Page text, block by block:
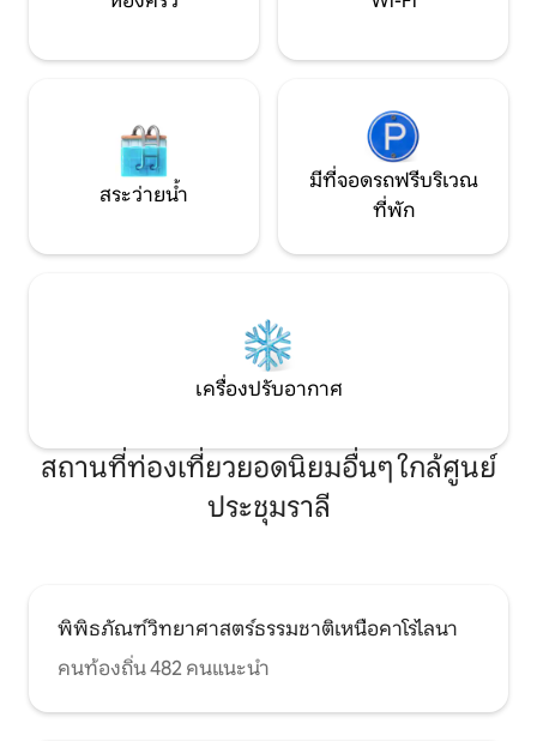
สระว่ายน้ำ
มีที่จอดรถฟรีบริเวณ
ที่พัก
เครื่องปรับอากาศ
สถานที่ท่องเที่ยวยอดนิยมอื่นๆ ใกล้ศูนย์
ประชุมราลี
พิพิธภัณฑ์วิทยาศาสตร์ธรรมชาติเหนือคาโรไลนา
คนท้องถิ่น 482 คนแนะนำ